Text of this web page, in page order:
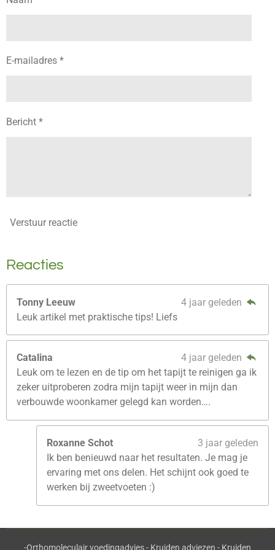
E-mailadres *
Bericht *
Verstuur reactie
Reacties
Tonny Leeuw
4 jaar geleden
Leuk artikel met praktische tips! Liefs
Catalina
4 jaar geleden
Leuk om te lezen en de tip om het tapijt te reinigen ga ik
zeker uitproberen zodra mijn tapijt weer in mijn dan
verbouwde woonkamer gelegd kan worden….
Roxanne Schot
3 jaar geleden
Ik ben benieuwd naar het resultaten. Je mag je
ervaring met ons delen. Het schijnt ook goed te
werken bij zweetvoeten :)
-Orthomoleculair voedingadvies - Kruiden adviezen - Kruiden